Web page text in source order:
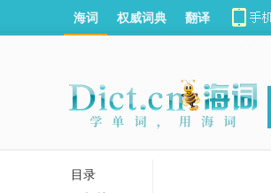
海词 权威词典 翻译
目录